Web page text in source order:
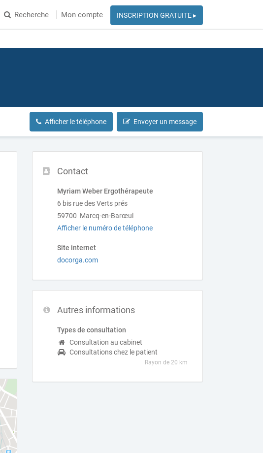
Recherche Mon compte INSCRIPTION GRATUITE ▸
Afficher le téléphone Envoyer un message
Contact
Myriam Weber Ergothérapeute
6 bis rue des Verts prés
59700 Marcq-en-Barœul
Afficher le numéro de téléphone
Site internet
docorga.com
Autres informations
Types de consultation
Consultation au cabinet
Consultations chez le patient
Rayon de 20 km